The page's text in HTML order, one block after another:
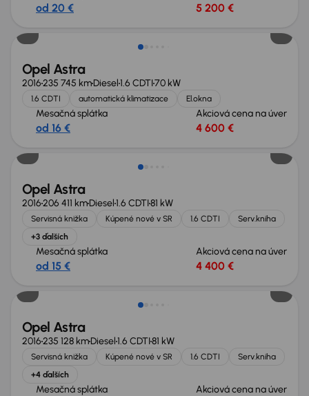
od 20 € 5 200 €
Nové v ponuke
Opel Astra
2016235 745 kmDiesel1.6 CDTI70 kW
1.6 CDTI automatická klimatizace El.okna
Mesačná splátka
od 16 €
Akciová cena na úver
4 600 €
Opel Astra
2016206 411 kmDiesel1.6 CDTI81 kW
Servisná knižka Kúpené nové v SR 1.6 CDTI
Serv.kniha
+3 ďalších
Mesačná splátka
od 15 €
Akciová cena na úver
4 400 €
Zlacnené o 600 €
Opel Astra
2016235 128 kmDiesel1.6 CDTI81 kW
Servisná knižka Kúpené nové v SR 1.6 CDTI
Serv.kniha
+4 ďalších
Mesačná splátka Akciová cena na úver